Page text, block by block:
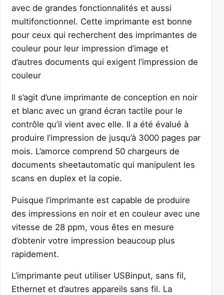
avec de grandes fonctionnalités et aussi
multifonctionnel. Cette imprimante est bonne
pour ceux qui recherchent des imprimantes de
couleur pour leur impression d’image et
d’autres documents qui exigent l’impression de
couleur
Il s’agit d’une imprimante de conception en noir
et blanc avec un grand écran tactile pour le
contrôle qu’il vient avec elle. Il a été évalué à
produire l’impression de jusqu’à 3000 pages par
mois. L’amorce comprend 50 chargeurs de
documents sheetautomatic qui manipulent les
scans en duplex et la copie.
Puisque l’imprimante est capable de produire
des impressions en noir et en couleur avec une
vitesse de 28 ppm, vous êtes en mesure
d’obtenir votre impression beaucoup plus
rapidement.
L’imprimante peut utiliser USBinput, sans fil,
Ethernet et d’autres appareils sans fil. La